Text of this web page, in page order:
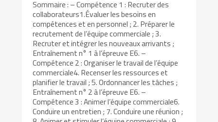
Sommaire : – Compétence 1 : Recruter des
collaborateurs1.Évaluer les besoins en
compétences et en personnel ; 2. Préparer le
recrutement de l’équipe commerciale ; 3.
Recruter et intégrer les nouveaux arrivants ;
Entraînement n° 1 à l’épreuve E6. –
Compétence 2 : Organiser le travail de l’équipe
commerciale4. Recenser les ressources et
planifier le travail ; 5. Ordonnancer les tâches ;
Entraînement n° 2 à l’épreuve E6. –
Compétence 3 : Animer l’équipe commerciale6.
Conduire un entretien ; 7. Conduire une réunion ;